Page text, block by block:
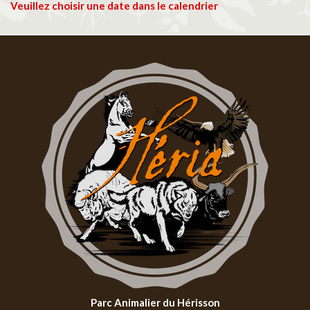
Veuillez choisir une date dans le calendrier
Parc Animalier du Hérisson